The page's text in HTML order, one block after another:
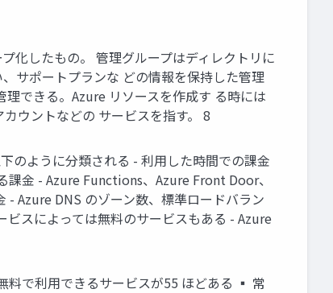
化したもの。 管理グループはディレクトリに
サポートプランな どの情報を保持した管理
できる。Azure リソースを作成す る時には
ウントなどの サービスを指す。 8
のように分類される - 利用した時間での課金
金 - Azure Functions、Azure Front Door、
Azure DNS のゾーン数、標準ロードバラン
スによっては無料のサービスもある - Azure
料で利用できるサービスが55 ほどある ▪ 常